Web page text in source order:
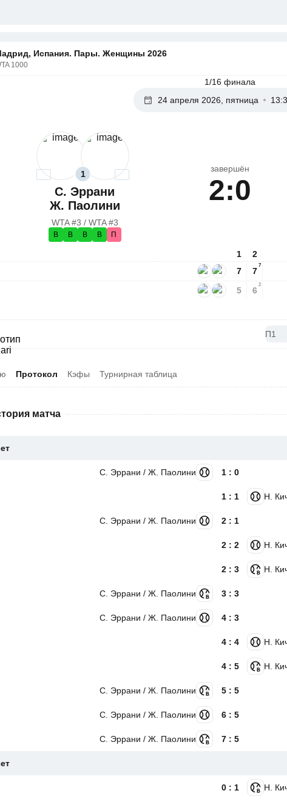
Испания. Пары. Женщины 2026
1000
1/16 финала
24 апреля 2026, пятница
1
С. Эррани
Ж. Паолини
WTA #3 / WTA #3
В В В В П
завершён
2:0
1
7
5
2
7
7
6
2
П1
Протокол Кэфы Турнирная таблица
матча
С. Эррани / Ж. Паолини 1 : 0
Н.
1 : 1
С. Эррани / Ж. Паолини 2 : 1
Н.
2 : 2
Н.
2 : 3
С. Эррани / Ж. Паолини 3 : 3
С. Эррани / Ж. Паолини 4 : 3
Н.
4 : 4
Н.
4 : 5
С. Эррани / Ж. Паолини 5 : 5
С. Эррани / Ж. Паолини 6 : 5
С. Эррани / Ж. Паолини 7 : 5
Н.
0 : 1